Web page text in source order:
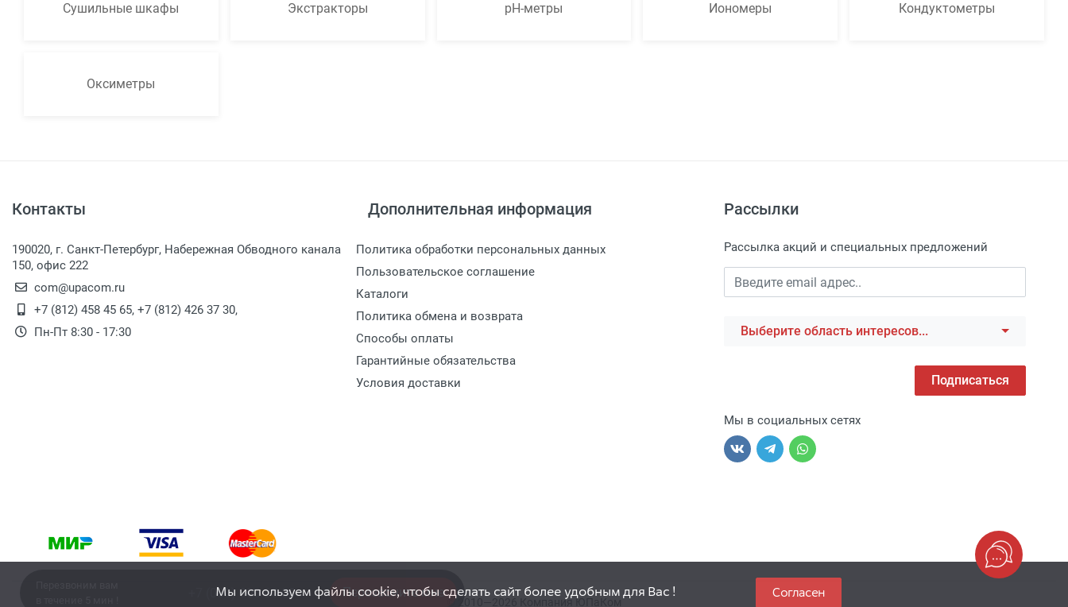
Сушильные шкафы Экстракторы pH-метры Иономеры Кондуктометры
Оксиметры
Контакты
190020, г. Санкт-Петербург, Набережная Обводного канала
150, офис 222
com@upacom.ru
+7 (812) 458 45 65, +7 (812) 426 37 30,
Пн-Пт 8:30 - 17:30
Дополнительная информация
Политика обработки персональных данных
Пользовательское соглашение
Каталоги
Политика обмена и возврата
Способы оплаты
Гарантийные обязательства
Условия доставки
Рассылки
Рассылка акций и специальных предложений
Выберите область интересов...
Подписаться
Мы в социальных сетях
© 2010—2026 Компания ЮПаКом
Перезвоните мне
Мы используем файлы cookie, чтобы сделать сайт более удобным для Вас ! Согласен